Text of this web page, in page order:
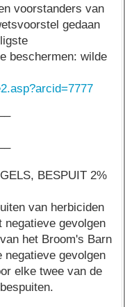
voorstanders van
gedaan
beschermen: wilde
BESPUIT 2%
van herbiciden
negatieve gevolgen
het Broom's Barn
negatieve gevolgen
elke twee van de